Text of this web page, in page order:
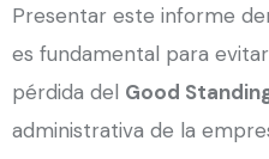
Presentar este informe
es fundamental para
pérdida del Good
administrativa de la